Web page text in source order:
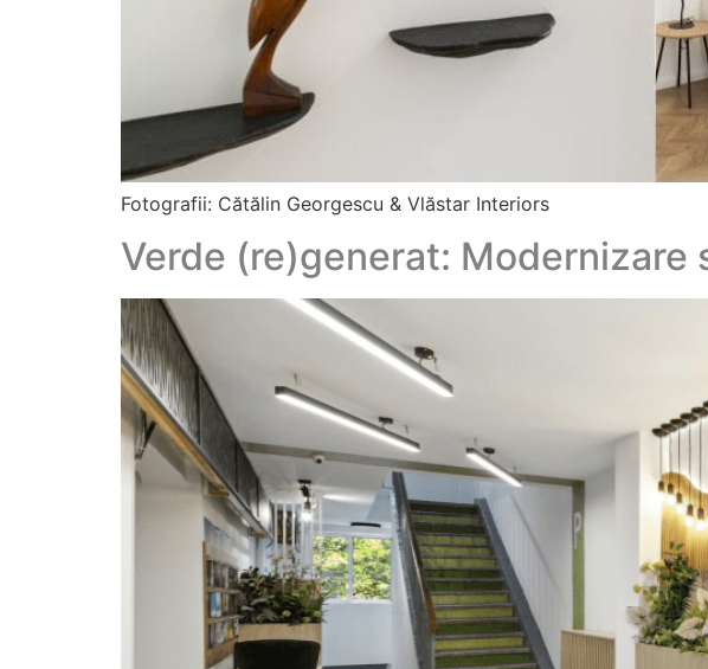
Fotografii: Cătălin Georgescu & Vlăstar Interiors
Verde (re)generat: Modernizare